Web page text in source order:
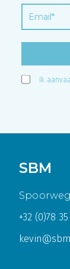
Ik
SBM
+32 (0)78